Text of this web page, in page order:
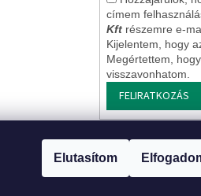
Elutasítom
címem
Kft részemre e-
Kijelentem, hogy
Megértettem,
visszavonhatom.
FELIRATKOZÁS
* Üzleti feltételek ÁSZF * Jogi